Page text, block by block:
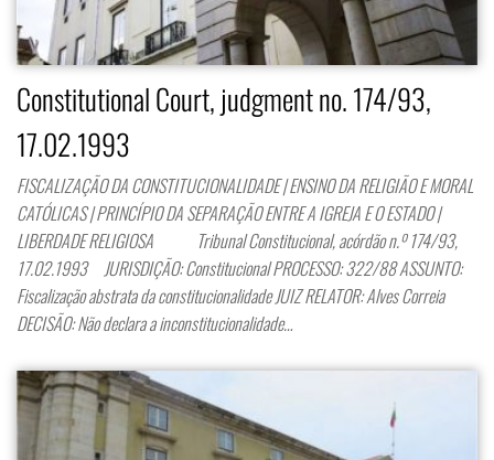
Constitutional Court, judgment no. 174/93,
17.02.1993
FISCALIZAÇÃO DA CONSTITUCIONALIDADE | ENSINO DA RELIGIÃO E MORAL
CATÓLICAS | PRINCÍPIO DA SEPARAÇÃO ENTRE A IGREJA E O ESTADO |
LIBERDADE RELIGIOSA Tribunal Constitucional, acórdão n.º 174/93,
17.02.1993 JURISDIÇÃO: Constitucional PROCESSO: 322/88 ASSUNTO:
Fiscalização abstrata da constitucionalidade JUIZ RELATOR: Alves Correia
DECISÃO: Não declara a inconstitucionalidade…